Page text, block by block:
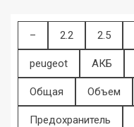
– 2.2 2.5
peugeot АКБ
Общая Объем
Предохранитель